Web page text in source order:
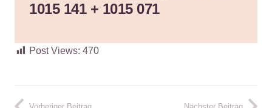
1015 141 + 1015 071
Post Views: 470